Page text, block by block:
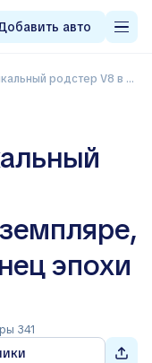
авто
единственном экземпляре, знаменующий конец эпохи
эпохи
341